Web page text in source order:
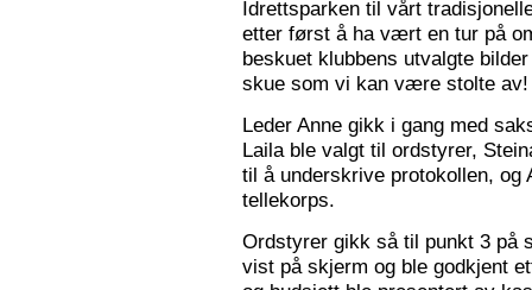
Idrettsparken til vårt
etter først å ha vært en tur på
beskuet klubbens utvalgte
skue som vi kan være stolte av!
Leder Anne gikk i gang med
Laila ble valgt til ordstyrer,
til å underskrive protokollen, og
tellekorps.
Ordstyrer gikk så til punkt 3 på
vist på skjerm og ble godkjent